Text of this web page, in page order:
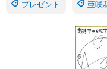
プレゼント 亜咲